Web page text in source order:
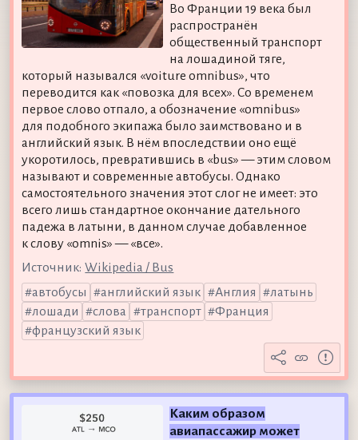
Во Франции 19 века был
распространён
общественный транспорт
на лошадиной тяге,
который назывался «voiture omnibus», что
переводится как «повозка для всех». Со временем
первое слово отпало, а обозначение «omnibus»
для подобного экипажа было заимствовано и в
английский язык. В нём впоследствии оно ещё
укоротилось, превратившись в «bus» — этим словом
называют и современные автобусы. Однако
самостоятельного значения этот слог не имеет: это
всего лишь стандартное окончание дательного
падежа в латыни, в данном случае добавленное
к слову «omnis» — «все».
Источник: Wikipedia / Bus
автобусы
английский язык Англия
латынь
лошади
слова транспорт
Франция
французский язык
Каким образом
авиапассажир может